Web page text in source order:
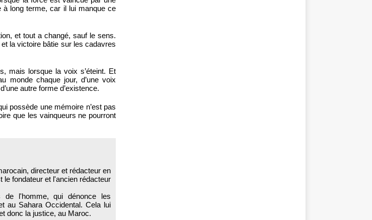
à long terme, car il lui manque ce
et tout a changé, sauf le sens.
la victoire bâtie sur les cadavres
mais lorsque la voix s’éteint. Et
monde chaque jour, d’une voix
autre forme d’existence.
possède une mémoire n’est pas
que les vainqueurs ne pourront
directeur et rédacteur en
fondateur et l'ancien rédacteur
l'homme, qui dénonce les
au Sahara Occidental. Cela lui
donc la justice, au Maroc.